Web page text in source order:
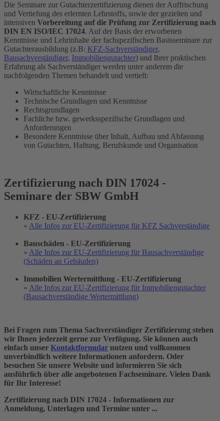
Die Seminare zur Gutachterzertifizierung dienen der Auffrischung
und Vertiefung des erlernten Lehrstoffs, sowie der gezielten und
intensiven Vorbereitung auf die Prüfung zur Zertifizierung nach
DIN EN ISO/IEC 17024. Auf der Basis der erworbenen
Kenntnisse und Lehrinhalte der fachspezifischen Basisseminare zur
Gutachterausbildung (z.B: KFZ-Sachverständiger,
Bausachverständiger, Immobiliengutachter) und Ihrer praktischen
Erfahrung als Sachverständiger werden unter anderem die
nachfolgenden Themen behandelt und vertieft:
Wirtschaftliche Kenntnisse
Technische Grundlagen und Kenntnisse
Rechtsgrundlagen
Fachliche bzw. gewerksspezifische Grundlagen und
Anforderungen
Besondere Kenntnisse über Inhalt, Aufbau und Abfassung
von Gutachten, Haftung, Berufskunde und Organisation
Zertifizierung nach DIN 17024 -
Seminare der SBW GmbH
KFZ - EU-Zertifizierung
» Alle Infos zur EU-Zertifizierung für KFZ Sachverständige
Bauschäden - EU-Zertifizierung
» Alle Infos zur EU-Zertifizierung für Bausachverständige
(Schäden an Gebäuden)
Immobilien Wertermittlung - EU-Zertifizierung
» Alle Infos zur EU-Zertifizierung für Immobiliengutachter
(Bausachverständige Wertermittlung)
Bei Fragen zum Thema Sachverständiger Zertifizierung stehen
wir Ihnen jederzeit gerne zur Verfügung. Sie können auch
einfach unser Kontaktformular nutzen und vollkommen
unverbindlich weitere Informationen anfordern. Oder
besuchen Sie unsere Website und informieren Sie sich
ausführlich über alle angebotenen Fachseminare. Vielen Dank
für Ihr Interesse!
Zertifizierung nach DIN 17024 - Informationen zur
Anmeldung, Unterlagen und Termine unter ...